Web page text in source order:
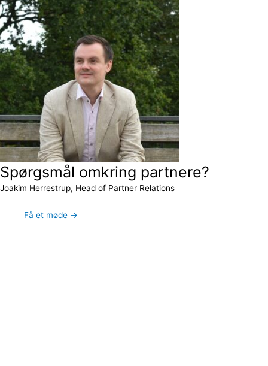
Spørgsmål omkring partnere?
Joakim Herrestrup, Head of Partner Relations
Få et møde →